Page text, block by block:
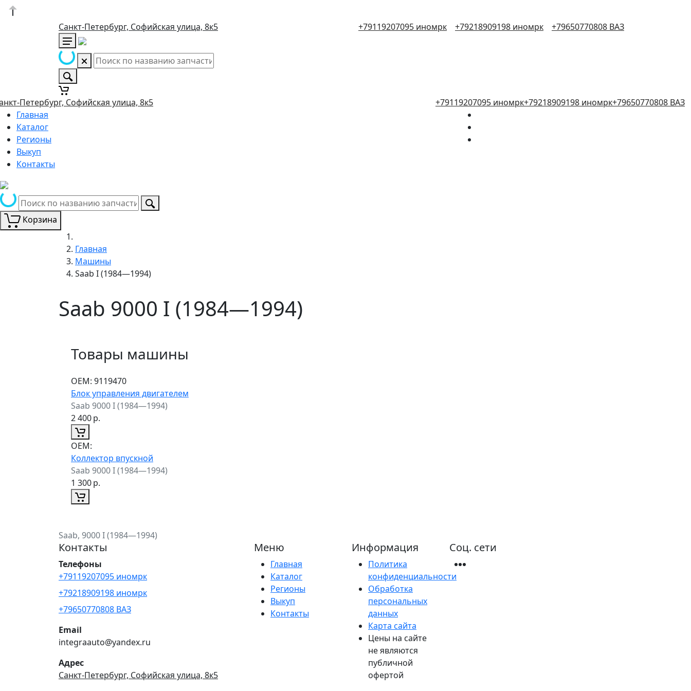
Санкт-Петербург, Софийская улица, 8к5 +79119207095 иномрк +79218909198 иномрк +79650770808 ВАЗ
Петербург, Софийская улица, 8к5 +79119207095 иномрк+79218909198 иномрк+79650770808 ВАЗ
Главная
Каталог
Регионы
Выкуп
Контакты
Корзина
Главная
Машины
Saab I (1984—1994)
Saab 9000 I (1984—1994)
Товары машины
ОЕМ: 9119470
Блок управления двигателем
Saab 9000 I (1984—1994)
2 400р.
ОЕМ:
Коллектор впускной
Saab 9000 I (1984—1994)
1 300р.
Saab, 9000 I (1984—1994)
Контакты
Телефоны
+79119207095 иномрк
+79218909198 иномрк
+79650770808 ВАЗ
Email
integraauto@yandex.ru
Адрес
Санкт-Петербург, Софийская улица, 8к5
Меню
Главная
Каталог
Регионы
Выкуп
Контакты
Информация
Политика
конфиденциальности
Обработка
персональных
данных
Карта сайта
Цены на сайте
не являются
публичной
офертой
Соц. сети